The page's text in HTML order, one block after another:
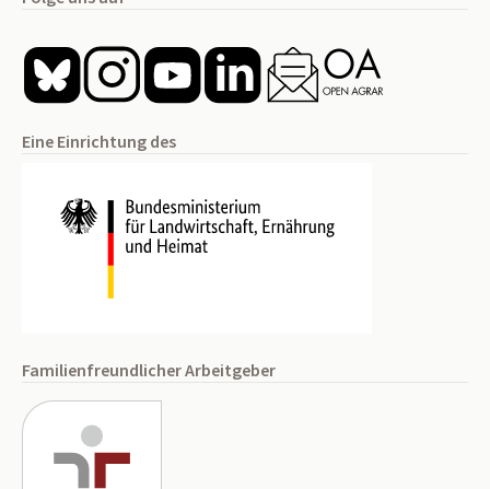
Eine Einrichtung des
Familienfreundlicher Arbeitgeber